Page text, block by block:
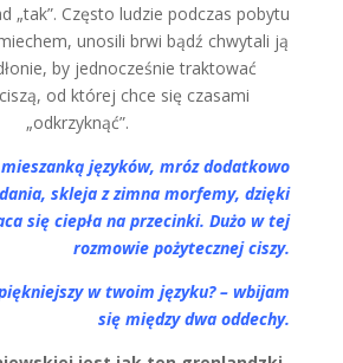
„tak”. Często ludzie podczas pobytu
unosili brwi bądź chwytali ją
by jednocześnie traktować
od której chce się czasami
„odkrzyknąć”.
języków, mróz dodatkowo
skleja z zimna morfemy, dzięki
się ciepła na przecinki. Dużo w tej
rozmowie pożytecznej ciszy.
w twoim języku? – wbijam
się między dwa oddechy.